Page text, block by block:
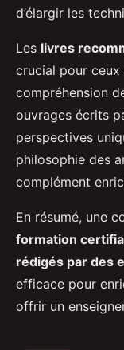
d’élargir les
Les livres
crucial pour
compréhension
ouvrages écrits
perspectives
philosophie des
complément
En résumé, une
formation
rédigés par des
efficace pour
offrir un